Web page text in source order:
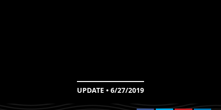
UPDATE • 6/27/2019